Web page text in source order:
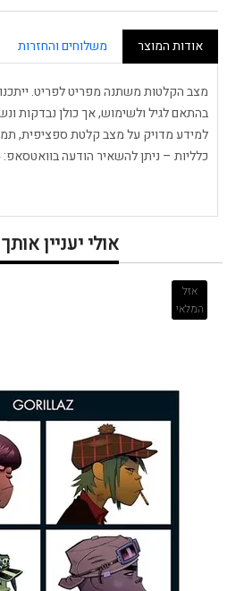
אודות המוצר משלוחים והחזרות
מצב הקלטות משתנה מפריט לפריט.
בהתאם לגיל ולשימוש, אך כולן נבדקות
למידע מדויק על מצב קלטת ספציפית,
כלליות – ניתן להשאיר הודעה בוואטסאפ: 055-9511314.
אולי יעניין
אזל
המלאי